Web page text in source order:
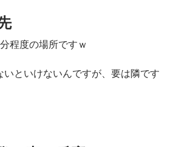
程度の場所ですｗ
といけないんですが、要は隣です